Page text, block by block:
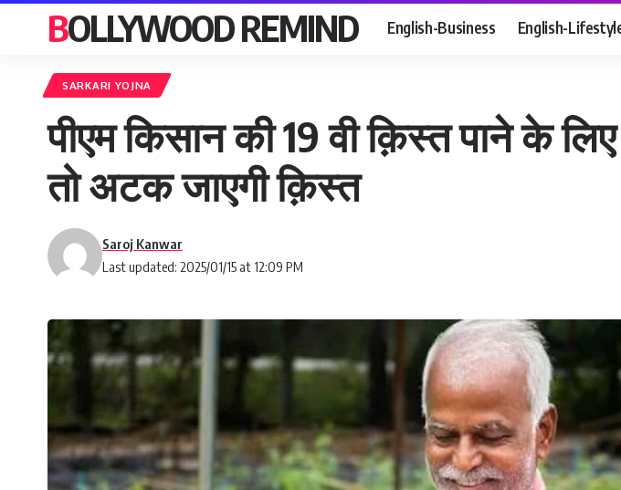
BOLLYWOOD REMIND English-Business English-
SARKARI YOJNA
पीएम किसान की 19 वी क़िस्त पाने के
तो अटक जाएगी क़िस्त
Last updated: 2025/01/15 at 12:09 PM
Saroj Kanwar